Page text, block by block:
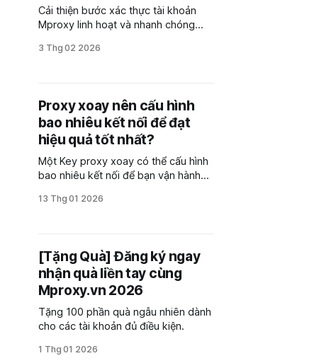
Cải thiện bước xác thực tài khoản
Mproxy linh hoạt và nhanh chóng
thuộc, dễ dàng giúp khách hàng sử
3 Thg 02 2026
Proxy xoay nên cấu hình
bao nhiêu kết nối để đạt
hiệu quả tốt nhất?
Một Key proxy xoay có thể cấu hình
bao nhiêu kết nối để bạn vận hành
trình cần kết nối 1 - 1. có công việc
13 Thg 01 2026
[Tặng Quà] Đăng ký ngay
nhận quà liền tay cùng
Mproxy.vn 2026
Tặng 100 phần quà ngẫu nhiên dành
cho các tài khoản đủ điều kiện.
1 Thg 01 2026